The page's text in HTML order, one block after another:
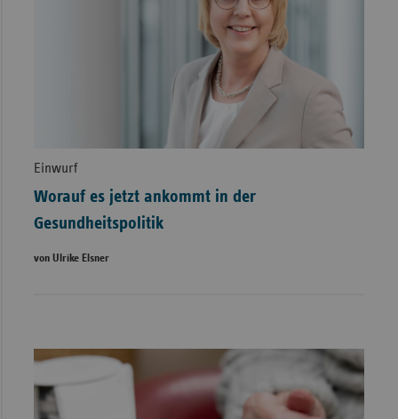
Einwurf
Worauf es jetzt ankommt in der
Gesundheitspolitik
von Ulrike Elsner